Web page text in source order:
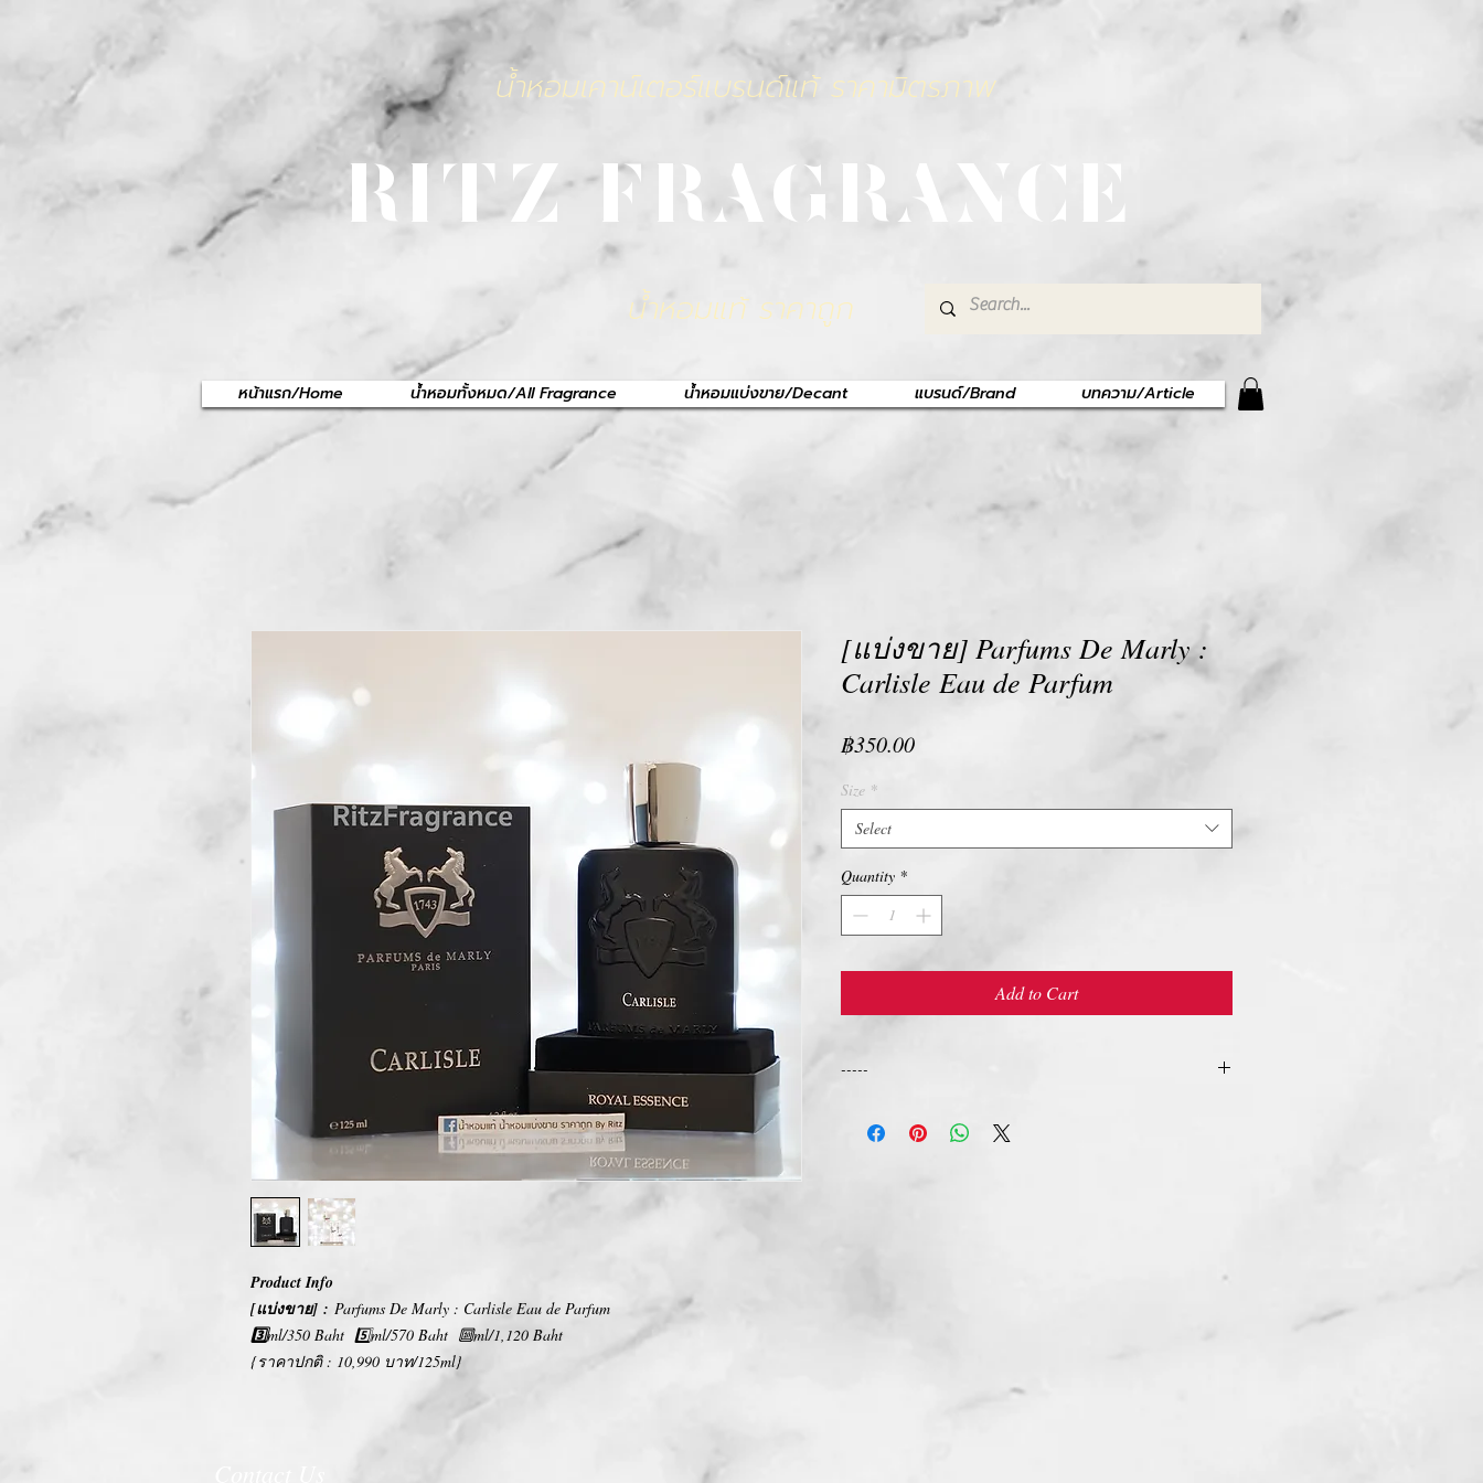
น้ำหอมเคาน์เตอร์แบรนด์แท้ ราคามิตรภาพ
RITZ FRAGRANCE
น้ำหอมแท้ ราคาถูก
หน้าแรก/Home น้ำหอมทั้งหมด/All Fragrance น้ำหอมแบ่งขาย/Decant แบรนด์/Brand บทความ/Article
Product Info
[แบ่งขาย] : Parfums De Marly : Carlisle Eau de Parfum
3️⃣ml/350 Baht 5️⃣ml/570 Baht 🔟ml/1,120 Baht
{ราคาปกติ : 10,990 บาท/125ml}
[แบ่งขาย] Parfums De Marly :
Carlisle Eau de Parfum
฿350.00Price
Size *
Select
Quantity *
Add to Cart
-----
ทางบริษัท ไม่มีนโยบายการรับ เปลี่ยน/คืน สินค้า ทุกรณี